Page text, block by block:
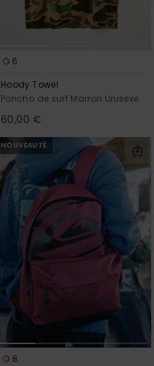
6
Hoody Towel
Poncho de surf Marron Unisexe
60,00 €
NOUVEAUTÉ
8